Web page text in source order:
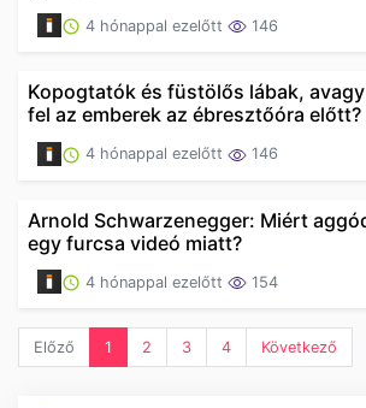
4 hónappal ezelőtt 146
Kopogtatók és füstölős lábak,
fel az emberek az ébresztőóra előtt?
4 hónappal ezelőtt 146
Arnold Schwarzenegger: Miért
egy furcsa videó miatt?
4 hónappal ezelőtt 154
Előző 1 2 3 4 Következő